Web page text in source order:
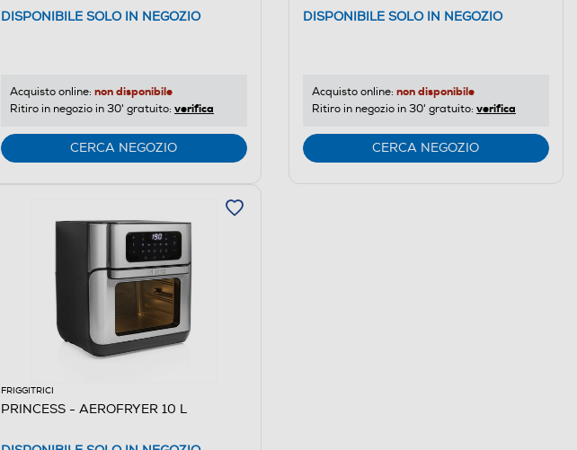
DISPONIBILE SOLO IN NEGOZIO
Acquisto online: non disponibile
Ritiro in negozio in 30' gratuito: verifica
CERCA NEGOZIO
DISPONIBILE SOLO IN NEGOZIO
Acquisto online: non disponibile
Ritiro in negozio in 30' gratuito: verifica
CERCA NEGOZIO
FRIGGITRICI
PRINCESS - AEROFRYER 10 L